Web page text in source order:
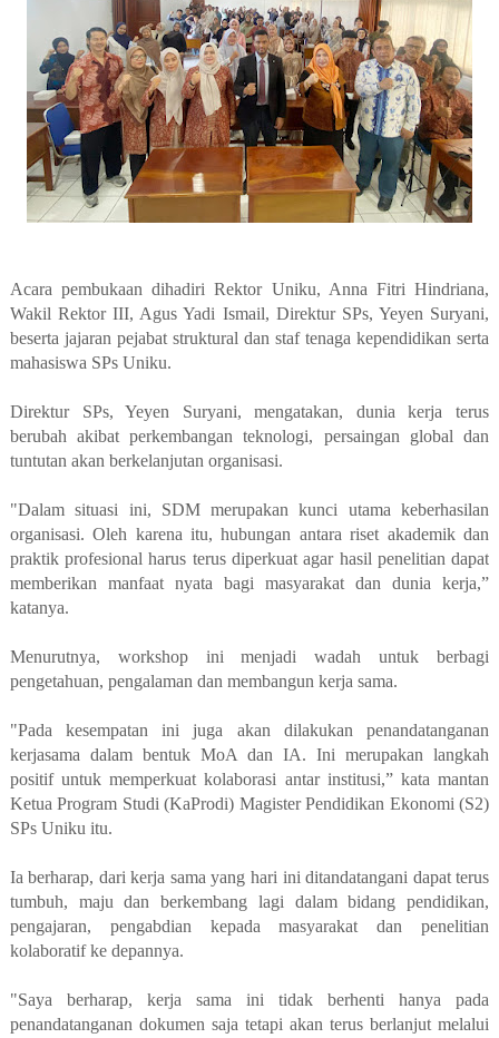
Acara pembukaan dihadiri Rektor Uniku, Anna Fitri Hindriana,
Wakil Rektor III, Agus Yadi Ismail, Direktur SPs, Yeyen Suryani,
beserta jajaran pejabat struktural dan staf tenaga kependidikan serta
mahasiswa SPs Uniku.
Direktur SPs, Yeyen Suryani, mengatakan, dunia kerja terus
berubah akibat perkembangan teknologi, persaingan global dan
tuntutan akan berkelanjutan organisasi.
"Dalam situasi ini, SDM merupakan kunci utama keberhasilan
organisasi. Oleh karena itu, hubungan antara riset akademik dan
praktik profesional harus terus diperkuat agar hasil penelitian dapat
memberikan manfaat nyata bagi masyarakat dan dunia kerja,”
katanya.
Menurutnya, workshop ini menjadi wadah untuk berbagi
pengetahuan, pengalaman dan membangun kerja sama.
"Pada kesempatan ini juga akan dilakukan penandatanganan
kerjasama dalam bentuk MoA dan IA. Ini merupakan langkah
positif untuk memperkuat kolaborasi antar institusi,” kata mantan
Ketua Program Studi (KaProdi) Magister Pendidikan Ekonomi (S2)
SPs Uniku itu.
Ia berharap, dari kerja sama yang hari ini ditandatangani dapat terus
tumbuh, maju dan berkembang lagi dalam bidang pendidikan,
pengajaran, pengabdian kepada masyarakat dan penelitian
kolaboratif ke depannya.
"Saya berharap, kerja sama ini tidak berhenti hanya pada
penandatanganan dokumen saja tetapi akan terus berlanjut melalui